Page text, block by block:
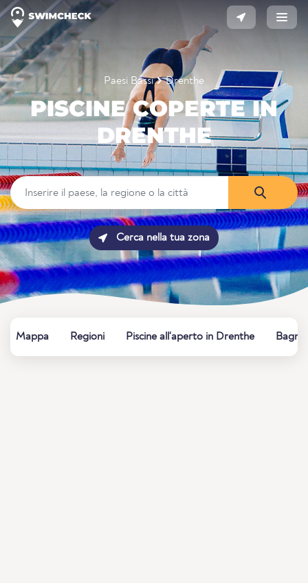
Paesi Bassi Drenthe
PISCINE COPERTE IN
DRENTHE
Cerca nella tua zona
Mappa Regioni Piscine all'aperto in Drenthe Bagni